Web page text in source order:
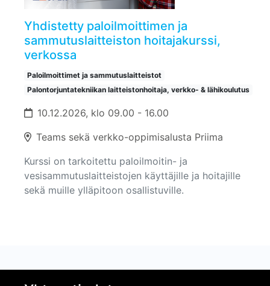
Yhdistetty paloilmoittimen ja
sammutuslaitteiston hoitajakurssi,
verkossa
Paloilmoittimet ja sammutuslaitteistot
Palontorjuntatekniikan laitteistonhoitaja, verkko- & lähikoulutus
10.12.2026, klo 09.00 - 16.00
Teams sekä verkko-oppimisalusta Priima
Kurssi on tarkoitettu paloilmoitin- ja
vesisammutuslaitteistojen käyttäjille ja hoitajille
sekä muille ylläpitoon osallistuville.